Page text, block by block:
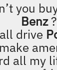
let me
you love
next
you
the